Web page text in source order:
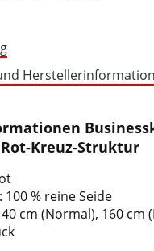
Kreuz-Struktur
100 % reine Seide
cm (Normal), 160 cm